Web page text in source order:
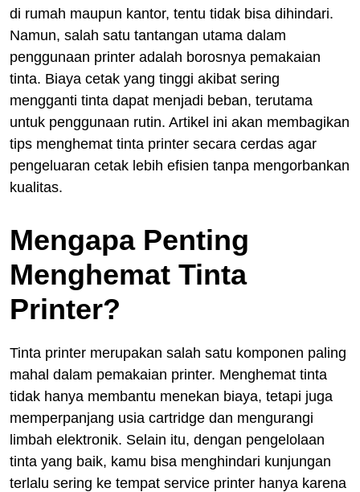
di rumah maupun kantor, tentu tidak bisa dihindari.
Namun, salah satu tantangan utama dalam
penggunaan printer adalah borosnya pemakaian
tinta. Biaya cetak yang tinggi akibat sering
mengganti tinta dapat menjadi beban, terutama
untuk penggunaan rutin. Artikel ini akan membagikan
tips menghemat tinta printer secara cerdas agar
pengeluaran cetak lebih efisien tanpa mengorbankan
kualitas.
Mengapa Penting
Menghemat Tinta
Printer?
Tinta printer merupakan salah satu komponen paling
mahal dalam pemakaian printer. Menghemat tinta
tidak hanya membantu menekan biaya, tetapi juga
memperpanjang usia cartridge dan mengurangi
limbah elektronik. Selain itu, dengan pengelolaan
tinta yang baik, kamu bisa menghindari kunjungan
terlalu sering ke tempat service printer hanya karena